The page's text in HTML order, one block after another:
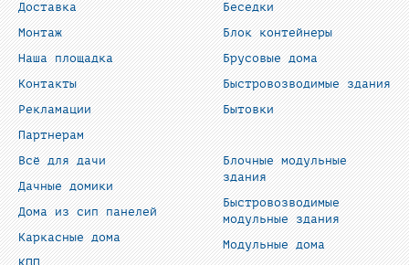
Доставка
Монтаж
Наша площадка
Контакты
Рекламации
Партнерам
Беседки
Блок контейнеры
Брусовые дома
Быстровозводимые здания
Бытовки
Всё для дачи
Дачные домики
Дома из сип панелей
Каркасные дома
Блочные модульные
здания
Быстровозводимые
модульные здания
Модульные дома